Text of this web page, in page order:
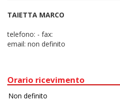
TAIETTA MARCO
telefono: - fax:
email: non definito
Orario ricevimento